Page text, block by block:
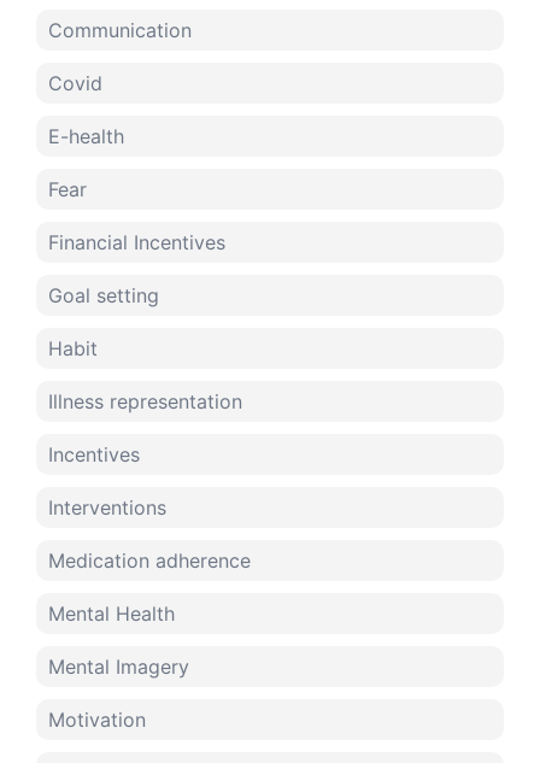
Communication
Covid
E-health
Fear
Financial Incentives
Goal setting
Habit
Illness representation
Incentives
Interventions
Medication adherence
Mental Health
Mental Imagery
Motivation